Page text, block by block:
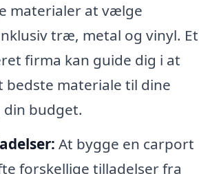
materialer at vælge
træ, metal og vinyl. Et
firma kan guide dig i at
materiale til dine
din budget.
At bygge en carport
forskellige tilladelser fra